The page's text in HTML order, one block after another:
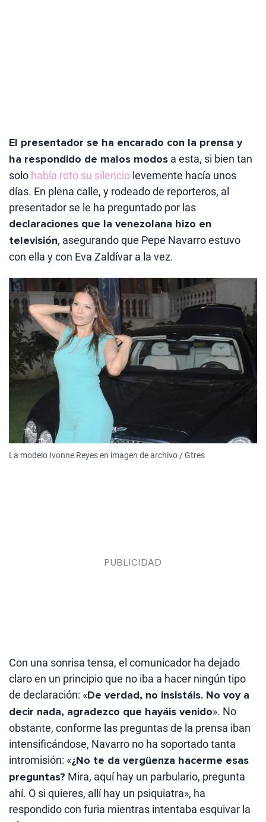
El presentador se ha encarado con la prensa y
ha respondido de malos modos a esta, si bien tan
solo había roto su silencio levemente hacía unos
días. En plena calle, y rodeado de reporteros, al
presentador se le ha preguntado por las
declaraciones que la venezolana hizo en
televisión, asegurando que Pepe Navarro estuvo
con ella y con Eva Zaldívar a la vez.
La modelo Ivonne Reyes en imagen de archivo / Gtres
Con una sonrisa tensa, el comunicador ha dejado
claro en un principio que no iba a hacer ningún tipo
de declaración: «De verdad, no insistáis. No voy a
decir nada, agradezco que hayáis venido». No
obstante, conforme las preguntas de la prensa iban
intensificándose, Navarro no ha soportado tanta
intromisión: «¿No te da vergüenza hacerme esas
preguntas? Mira, aquí hay un parbulario, pregunta
ahí. O si quieres, allí hay un psiquiatra», ha
respondido con furia mientras intentaba esquivar la